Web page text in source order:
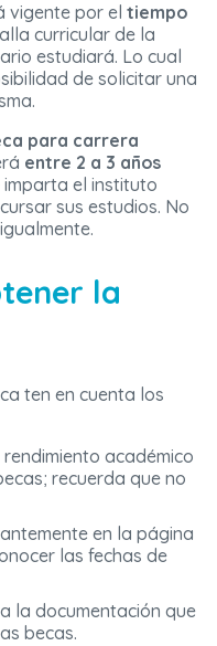
vigente por el tiempo
curricular de la
estudiará. Lo cual
de solicitar una
para carrera
entre 2 a 3 años
el instituto
sus estudios. No
la
ten en cuenta los
académico
recuerda que no
en la página
las fechas de
la documentación que
becas.